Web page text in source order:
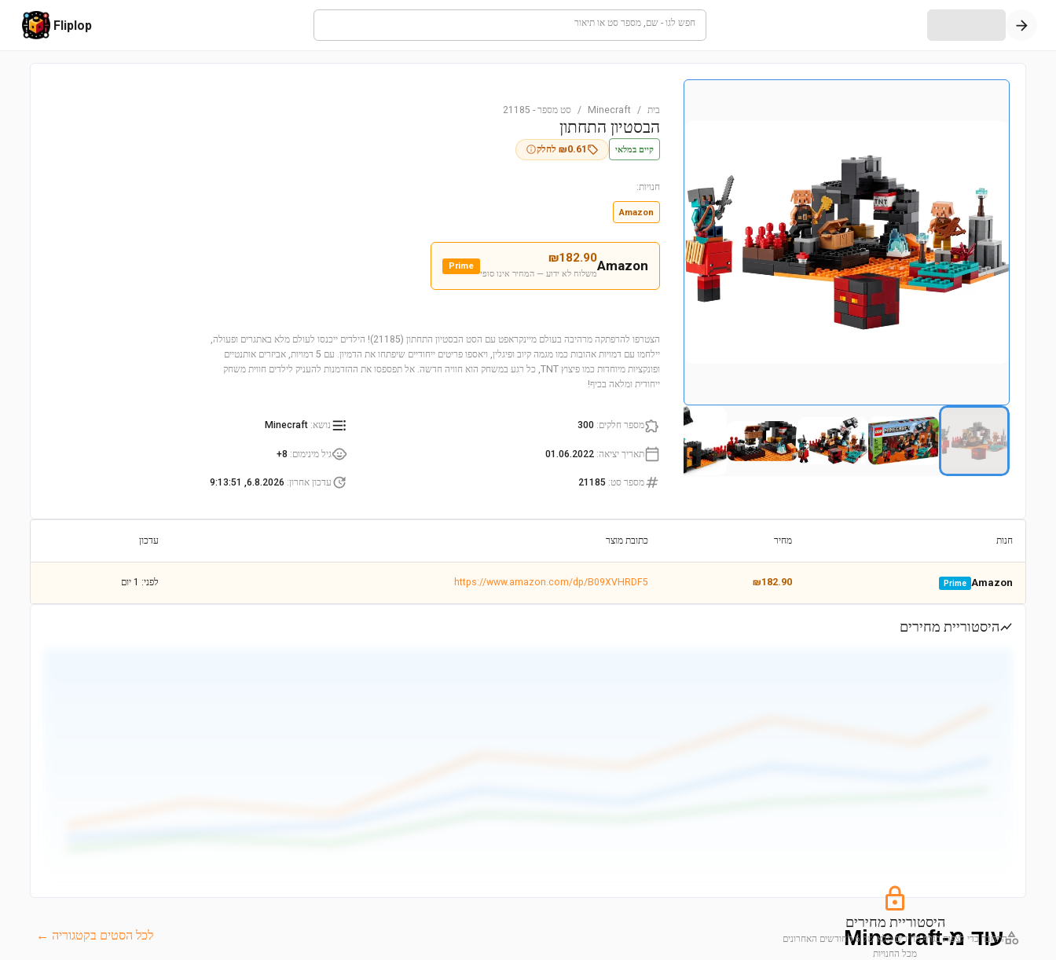
חפש לגו - שם, מספר סט או תיאור Fliplop
בית /
Minecraft
/ סט מספר -
21185
הבסטיון התחתון
קיים במלאי ₪0.61 לחלק
חנויות:
Amazon
Amazon
₪182.90
משלוח לא ידוע — המחיר אינו סופי
Prime
הצטרפו להרפתקה מרהיבה בעולם מיינקראפט עם הסט הבסטיון התחתון (21185)! הילדים ייכנסו לעולם מלא באתגרים ופעולה,
יילחמו עם דמויות אהובות כמו מגמה קיוב ופיגלין, ויאספו פריטים ייחודיים שיפתחו את הדמיון. עם 5 דמויות, אביזרים אותנטיים
ופונקציות מיוחדות כמו פיצוץ TNT, כל רגע במשחק הוא חוויה חדשה. אל תפספסו את ההזדמנות להעניק לילדים חווית משחק
ייחודית ומלאה בכיף!
מספר חלקים:
300 נושא:
Minecraft
תאריך יציאה:
01.06.2022 גיל מינימום:
8+
מספר סט:
21185 עדכון אחרון:
6.8.2026, 9:13:51
חנות מחיר כתובת מוצר עדכון
Amazon
Prime
₪182.90
https://www.amazon.com/dp/B09XVHRDF5 לפני: 1 יום
היסטוריית מחירים
היסטוריית מחירים
התחבר כדי לצפות בגרף מחירים מלא של 6 החודשים האחרונים
מכל החנויות
עוד מ-Minecraft לכל הסטים בקטגוריה ←